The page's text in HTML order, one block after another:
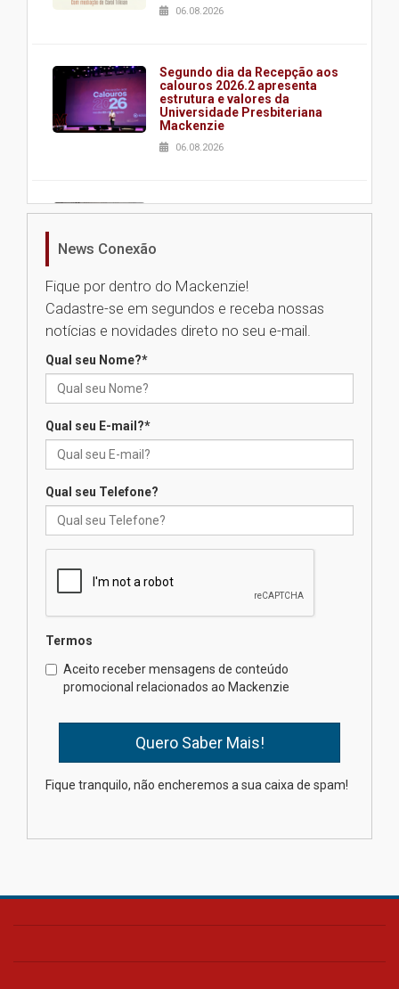
06.08.2026
Segundo dia da Recepção aos
calouros 2026.2 apresenta
estrutura e valores da
Universidade Presbiteriana
Mackenzie
06.08.2026
Nova apresentação do Centro
Universidade Mackenzie
realizará nova edição da Feira
das novas tecnologias em
calouros do segundo semestre
04.08.2026
Brasília prepara seus
estudantes para o PAS antes
mesmo do Ensino Médio
na educação dos filhos além da
News Conexão
Fique por dentro do Mackenzie!
Cadastre-se em segundos e receba nossas
notícias e novidades direto no seu e-mail.
Qual seu Nome?*
Qual seu E-mail?*
Qual seu Telefone?
Termos
Aceito receber mensagens de conteúdo
promocional relacionados ao Mackenzie
Fique tranquilo, não encheremos a sua caixa de spam!